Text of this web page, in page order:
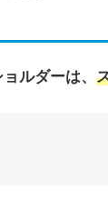
ルダーは、